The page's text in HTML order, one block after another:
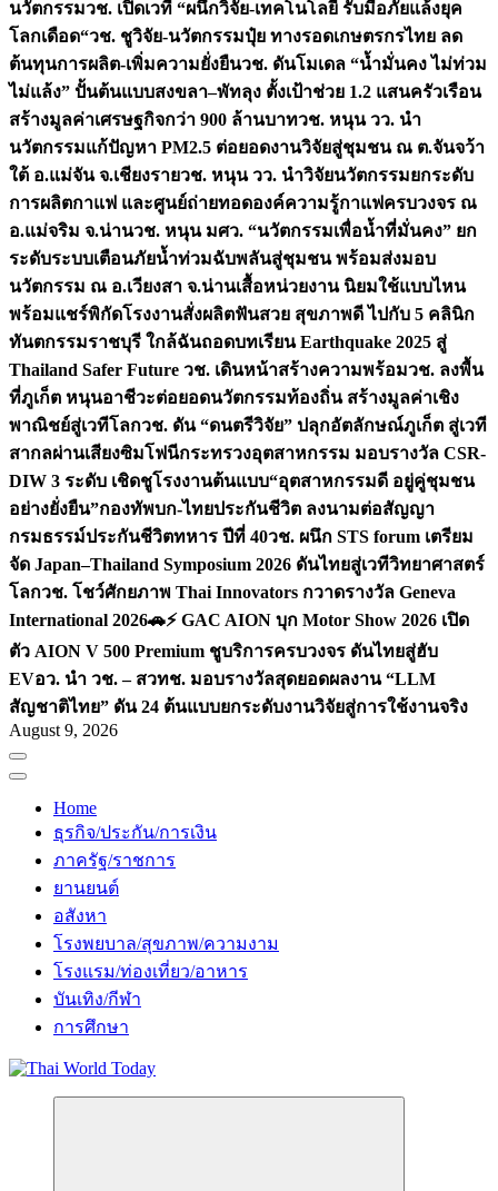
นวัตกรรมวช. เปิดเวที “ผนึกวิจัย-เทคโนโลยี รับมือภัยแล้งยุค
โลกเดือด“วช. ชูวิจัย-นวัตกรรมปุ๋ย ทางรอดเกษตรกรไทย ลด
ต้นทุนการผลิต-เพิ่มความยั่งยืนวช. ดันโมเดล “น้ำมั่นคง ไม่ท่วม
ไม่แล้ง” ปั้นต้นแบบสงขลา–พัทลุง ตั้งเป้าช่วย 1.2 แสนครัวเรือน
สร้างมูลค่าเศรษฐกิจกว่า 900 ล้านบาทวช. หนุน วว. นำ
นวัตกรรมแก้ปัญหา PM2.5 ต่อยอดงานวิจัยสู่ชุมชน ณ ต.จันจว้า
ใต้ อ.แม่จัน จ.เชียงรายวช. หนุน วว. นำวิจัยนวัตกรรมยกระดับ
การผลิตกาแฟ และศูนย์ถ่ายทอดองค์ความรู้กาแฟครบวงจร ณ
อ.แม่จริม จ.น่านวช. หนุน มศว. “นวัตกรรมเพื่อน้ำที่มั่นคง” ยก
ระดับระบบเตือนภัยน้ำท่วมฉับพลันสู่ชุมชน พร้อมส่งมอบ
นวัตกรรม ณ อ.เวียงสา จ.น่านเสื้อหน่วยงาน นิยมใช้แบบไหน
พร้อมแชร์พิกัดโรงงานสั่งผลิตฟันสวย สุขภาพดี ไปกับ 5 คลินิก
ทันตกรรมราชบุรี ใกล้ฉันถอดบทเรียน Earthquake 2025 สู่
Thailand Safer Future วช. เดินหน้าสร้างความพร้อมวช. ลงพื้น
ที่ภูเก็ต หนุนอาชีวะต่อยอดนวัตกรรมท้องถิ่น สร้างมูลค่าเชิง
พาณิชย์สู่เวทีโลกวช. ดัน “ดนตรีวิจัย” ปลุกอัตลักษณ์ภูเก็ต สู่เวที
สากลผ่านเสียงซิมโฟนีกระทรวงอุตสาหกรรม มอบรางวัล CSR-
DIW 3 ระดับ เชิดชูโรงงานต้นแบบ“อุตสาหกรรมดี อยู่คู่ชุมชน
อย่างยั่งยืน”กองทัพบก-ไทยประกันชีวิต ลงนามต่อสัญญา
กรมธรรม์ประกันชีวิตทหาร ปีที่ 40วช. ผนึก STS forum เตรียม
จัด Japan–Thailand Symposium 2026 ดันไทยสู่เวทีวิทยาศาสตร์
โลกวช. โชว์ศักยภาพ Thai Innovators กวาดรางวัล Geneva
International 2026🚗⚡️ GAC AION บุก Motor Show 2026 เปิด
ตัว AION V 500 Premium ชูบริการครบวงจร ดันไทยสู่ฮับ
EVอว. นำ วช. – สวทช. มอบรางวัลสุดยอดผลงาน “LLM
สัญชาติไทย” ดัน 24 ต้นแบบยกระดับงานวิจัยสู่การใช้งานจริง
August 9, 2026
Home
ธุรกิจ/ประกัน/การเงิน
ภาครัฐ/ราชการ
ยานยนต์
อสังหา
โรงพยบาล/สุขภาพ/ความงาม
โรงแรม/ท่องเที่ยว/อาหาร
บันเทิง/กีฬา
การศึกษา